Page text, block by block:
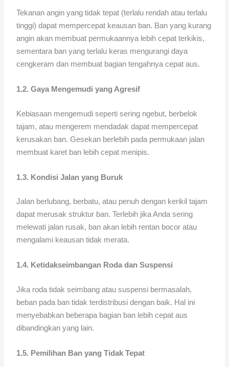
Tekanan angin yang tidak tepat (terlalu rendah atau terlalu
tinggi) dapat mempercepat keausan ban. Ban yang kurang
angin akan membuat permukaannya lebih cepat terkikis,
sementara ban yang terlalu keras mengurangi daya
cengkeram dan membuat bagian tengahnya cepat aus.
1.2. Gaya Mengemudi yang Agresif
Kebiasaan mengemudi seperti sering ngebut, berbelok
tajam, atau mengerem mendadak dapat mempercepat
kerusakan ban. Gesekan berlebih pada permukaan jalan
membuat karet ban lebih cepat menipis.
1.3. Kondisi Jalan yang Buruk
Jalan berlubang, berbatu, atau penuh dengan kerikil tajam
dapat merusak struktur ban. Terlebih jika Anda sering
melewati jalan rusak, ban akan lebih rentan bocor atau
mengalami keausan tidak merata.
1.4. Ketidakseimbangan Roda dan Suspensi
Jika roda tidak seimbang atau suspensi bermasalah,
beban pada ban tidak terdistribusi dengan baik. Hal ini
menyebabkan beberapa bagian ban lebih cepat aus
dibandingkan yang lain.
1.5. Pemilihan Ban yang Tidak Tepat